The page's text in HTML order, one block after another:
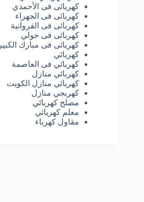
كهربائى فى الأحمدي
كهربائى فى الجهراء
كهربائى فى الفروانية
كهربائى فى حولي
كهربائى فى مبارك الكبير
كهربائي
كهربائي فى العاصمة
كهربائي منازل
كهربائي منازل الكويت
كهربجي منازل
مصلح كهربائي
معلم كهربائي
مقاول كهرباء